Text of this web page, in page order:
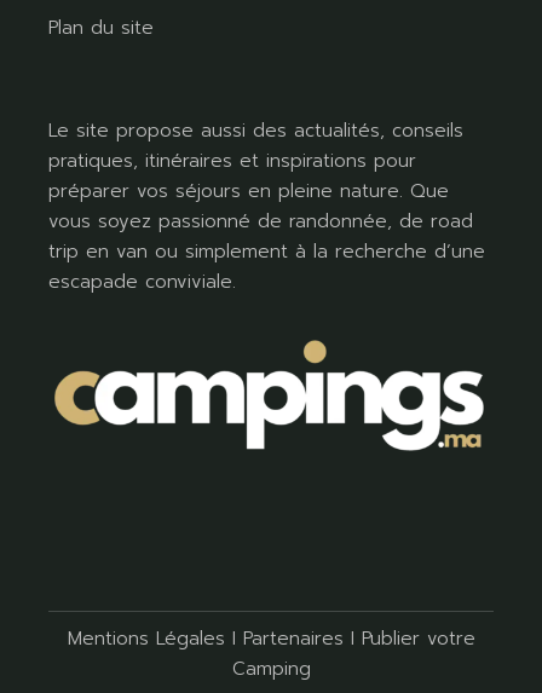
Plan du site
Le site propose aussi des actualités, conseils
pratiques, itinéraires et inspirations pour
préparer vos séjours en pleine nature. Que
vous soyez passionné de randonnée, de road
trip en van ou simplement à la recherche d’une
escapade conviviale.
Mentions Légales I Partenaires I Publier votre
Camping